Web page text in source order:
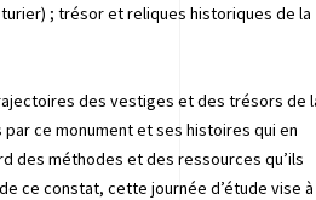
; trésor et reliques historiques de la
des vestiges et des trésors de
ce monument et ses histoires qui en
des méthodes et des ressources qu’ils
ce constat, cette journée d’étude vise à